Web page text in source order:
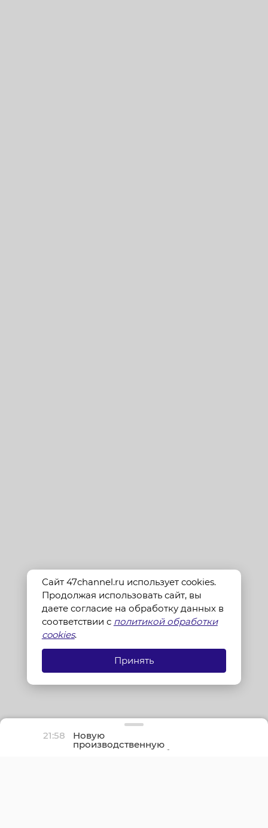
21:58 Новую
производственную
площадку птицефабрики
Сайт 47channel.ru использует cookies.
Продолжая использовать сайт, вы
даете согласие на обработку данных в
соответствии с политикой обработки
cookies.
Принять